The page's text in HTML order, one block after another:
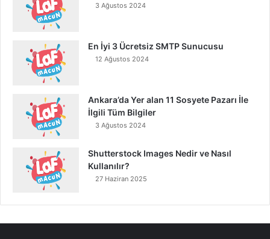
3 Ağustos 2024
En İyi 3 Ücretsiz SMTP Sunucusu
12 Ağustos 2024
Ankara’da Yer alan 11 Sosyete Pazarı İle
İlgili Tüm Bilgiler
3 Ağustos 2024
Shutterstock Images Nedir ve Nasıl
Kullanılır?
27 Haziran 2025